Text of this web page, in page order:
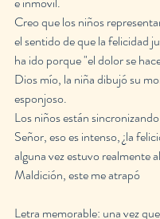
Creo que los niños
el sentido de que la felicidad
ha ido porque "el dolor se
Dios mío, la niña dibujó su
esponjoso.
Los niños están
Señor, eso es intenso, ¿la
alguna vez estuvo realmente
Maldición, este me atrapó
Letra memorable: una vez